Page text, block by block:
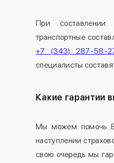
При составлении
транспортные
+7 (343) 287-58-
специалисты
Какие гарантии
Мы можем помочь
наступлении
свою очередь мы